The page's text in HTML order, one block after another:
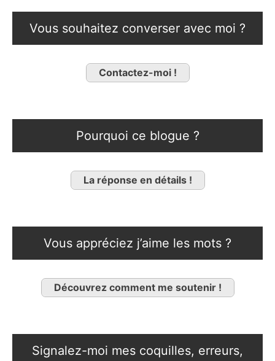
Vous souhaitez converser avec moi ?
Contactez-moi !
Pourquoi ce blogue ?
La réponse en détails !
Vous appréciez j’aime les mots ?
Découvrez comment me soutenir !
Signalez-moi mes coquilles, erreurs,